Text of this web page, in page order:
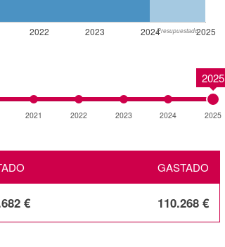
2022 2023 2024 2025
Presupuestado
2025
2021 2022 2023 2024 2025
GASTADO
€ 110.268 €